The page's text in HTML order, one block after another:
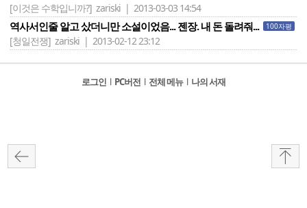
[이것은 수학입니까?] zariski | 2013-03-03 14:54
역사서인줄 알고 샀더니만 소설이었음... 젠장. 내 돈 돌려줘... 100자평
[청일전쟁] zariski | 2013-02-12 23:12
로그인 l PC버전 l 전체 메뉴 l 나의 서재